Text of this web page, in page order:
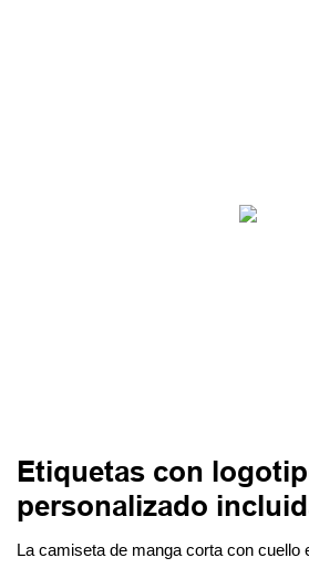
Etiquetas con
personalizado
La camiseta de manga corta con cuello